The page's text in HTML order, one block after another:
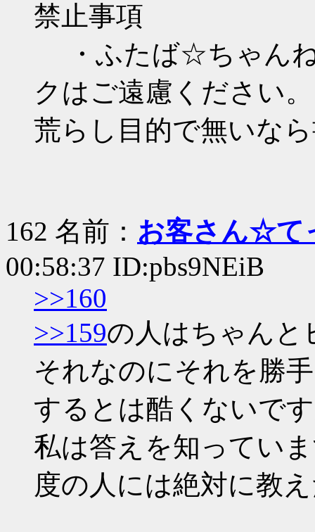
禁止事項
・ふたば☆ちゃんね
クはご遠慮ください。
荒らし目的で無いな
162 名前： お客さん☆て
00:58:37 ID:pbs9NEiB
>>160
>>159の人はちゃんと
それなのにそれを勝
するとは酷くないで
私は答えを知ってい
度の人には絶対に教